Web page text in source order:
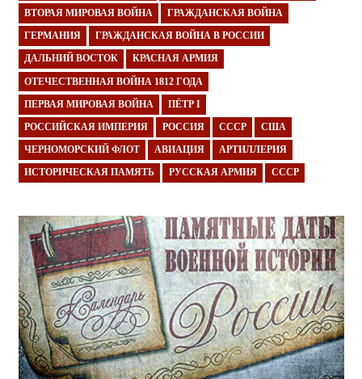
ВТОРАЯ МИРОВАЯ ВОЙНА ГРАЖДАНСКАЯ ВОЙНА
ГЕРМАНИЯ ГРАЖДАНСКАЯ ВОЙНА В РОССИИ
ДАЛЬНИЙ ВОСТОК КРАСНАЯ АРМИЯ
ОТЕЧЕСТВЕННАЯ ВОЙНА 1812 ГОДА
ПЕРВАЯ МИРОВАЯ ВОЙНА ПЁТР I
РОССИЙСКАЯ ИМПЕРИЯ РОССИЯ СССР США
ЧЕРНОМОРСКИЙ ФЛОТ АВИАЦИЯ АРТИЛЛЕРИЯ
ИСТОРИЧЕСКАЯ ПАМЯТЬ РУССКАЯ АРМИЯ СССР